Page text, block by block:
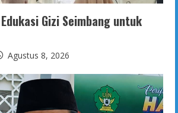
Gizi Seimbang untuk
Agustus 8, 2026